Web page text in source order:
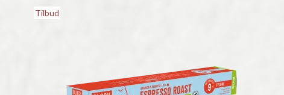
Tilbud